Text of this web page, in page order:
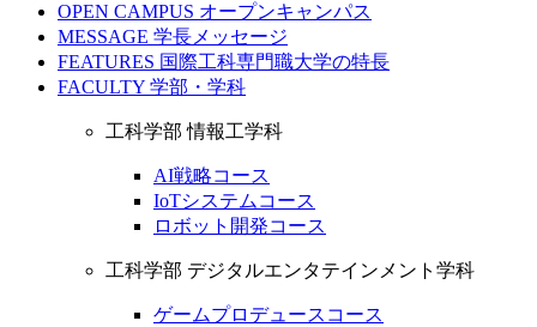
OPEN CAMPUS オープンキャンパス
MESSAGE 学長メッセージ
FEATURES 国際工科専門職大学の特長
FACULTY 学部・学科
工科学部 情報工学科
AI戦略コース
IoTシステムコース
ロボット開発コース
工科学部 デジタルエンタテインメント学科
ゲームプロデュースコース